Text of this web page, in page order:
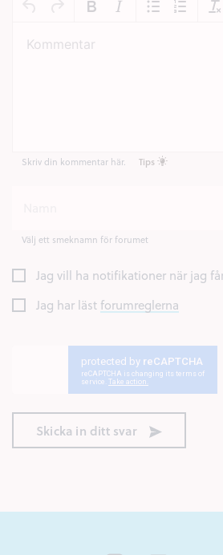
Skriv din kommentar här. Tips
Välj ett smeknamn för forumet
Jag vill ha notifikationer när jag
Jag har läst forumreglerna
Skicka in ditt svar